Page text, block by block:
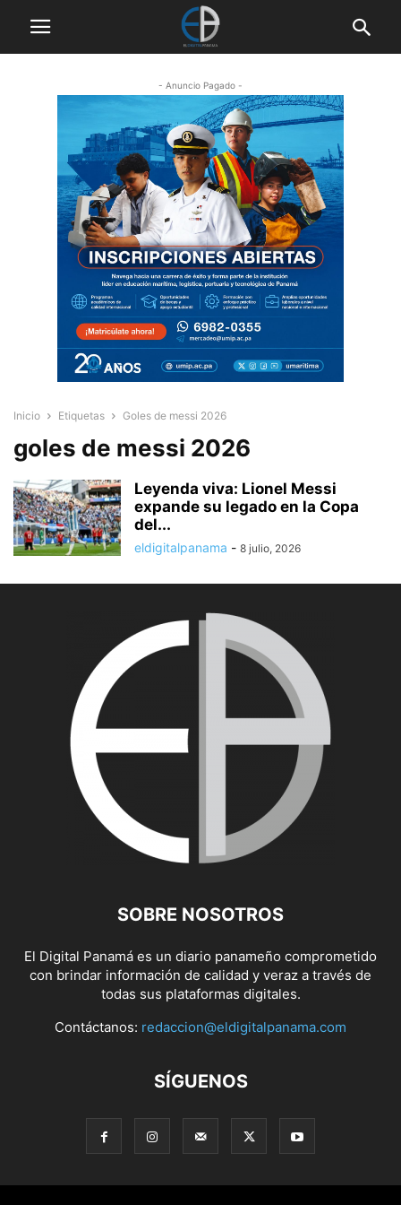
- Anuncio Pagado -
Inicio Etiquetas Goles de messi 2026
goles de messi 2026
Leyenda viva: Lionel Messi
expande su legado en la Copa
del...
eldigitalpanama - 8 julio, 2026
SOBRE NOSOTROS
El Digital Panamá es un diario panameño comprometido
con brindar información de calidad y veraz a través de
todas sus plataformas digitales.
Contáctanos: redaccion@eldigitalpanama.com
SÍGUENOS